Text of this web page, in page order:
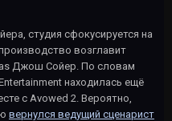
студия сфокусируется на
возглавит
Джош Сойер. По словам
находилась ещё
с Avowed 2. Вероятно,
вернулся ведущий сценарист